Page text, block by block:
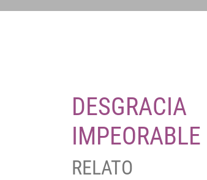
DESGRACIA
IMPEORABLE
RELATO